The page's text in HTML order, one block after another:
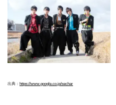
出典： https://www.google.co.jp/sechar